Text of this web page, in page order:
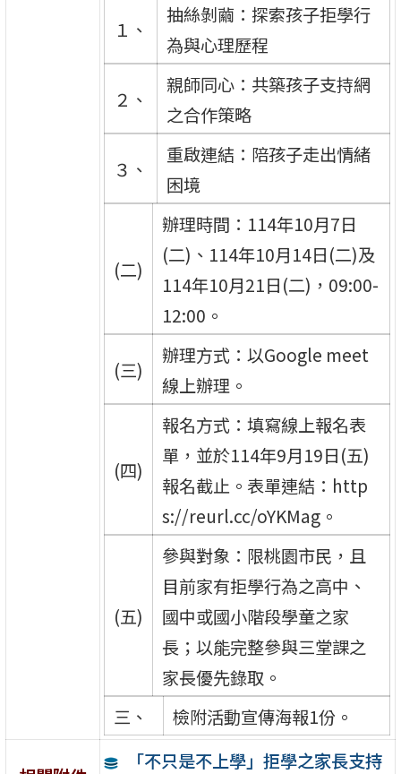
１、
抽絲剝繭：探索孩子拒學行
為與心理歷程
２、
親師同心：共築孩子支持網
之合作策略
３、
重啟連結：陪孩子走出情緒
困境
(二)
辦理時間：114年10月7日
(二)、114年10月14日(二)及
114年10月21日(二)，09:00-
12:00。
(三)
辦理方式：以Google meet
線上辦理。
(四)
報名方式：填寫線上報名表
單，並於114年9月19日(五)
報名截止。表單連結：http
s://reurl.cc/oYKMag。
(五)
參與對象：限桃園市民，且
目前家有拒學行為之高中、
國中或國小階段學童之家
長；以能完整參與三堂課之
家長優先錄取。
三、
檢附活動宣傳海報1份。
「不只是不上學」拒學之家長支持